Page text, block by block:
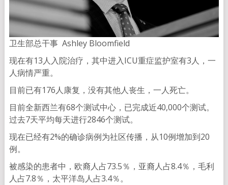
卫生部总干事 Ashley Bloomfield
现在有13人入院治疗，其中进入ICU重症监护室有3人，一
人病情严重。
目前已有176人康复，没有其他人丧生，一人死亡。
目前全新西兰有68个测试中心，已完成近40,000个测试。
过去7天平均每天进行2846个测试。
现在已经有2%的确诊病例为社区传播，从10例增加到20
例。
被感染的患者中，欧裔人占73.5％，亚裔人占8.4％，毛利
人占7.8％，太平洋岛人占3.4％。